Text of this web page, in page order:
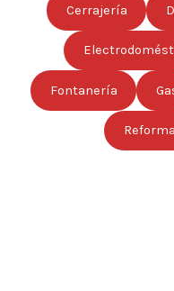
Cerrajería
Fontanería